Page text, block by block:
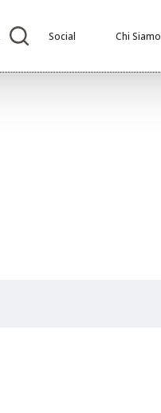
Social Chi Siamo